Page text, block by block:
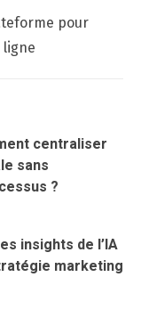
pour
ligne
centraliser
sans
?
insights de l’IA
marketing